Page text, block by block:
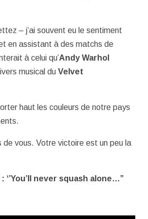
– j’ai souvent eu le sentiment
en assistant à des matchs de
à celui qu’Andy Warhol
musical du Velvet
haut les couleurs de notre pays
de vous. Votre victoire est un peu la
never squash alone…’’